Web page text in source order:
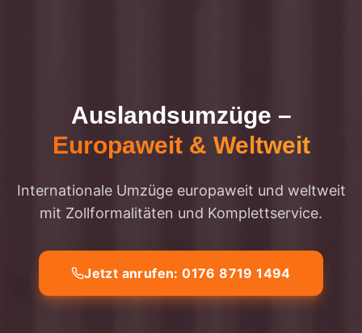
Auslandsumzüge –
Europaweit & Weltweit
Internationale Umzüge europaweit und weltweit
mit Zollformalitäten und Komplettservice.
Jetzt anrufen: 0176 8719 1494